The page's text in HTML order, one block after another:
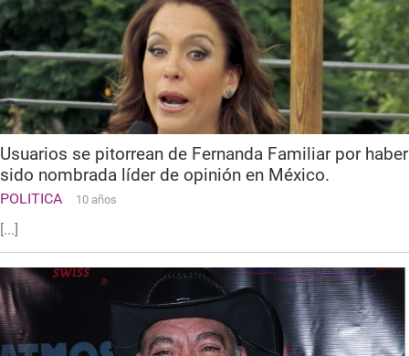
Usuarios se pitorrean de Fernanda Familiar por haber
sido nombrada líder de opinión en México.
POLITICA 10 años
[...]